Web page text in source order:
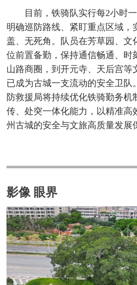
目前，铁骑队实行每2小时
明确巡防路线、紧盯重点区域，
盖、无死角。队员在芳草园、文
位前置备勤，保持通信畅通、时
山路商圈，到开元寺、天后宫等
已成为古城一支流动的安全卫队
防救援局将持续优化铁骑勤务机
传、处突一体化能力，以精准高
州古城的安全与文旅高质量发展
影像 眼界